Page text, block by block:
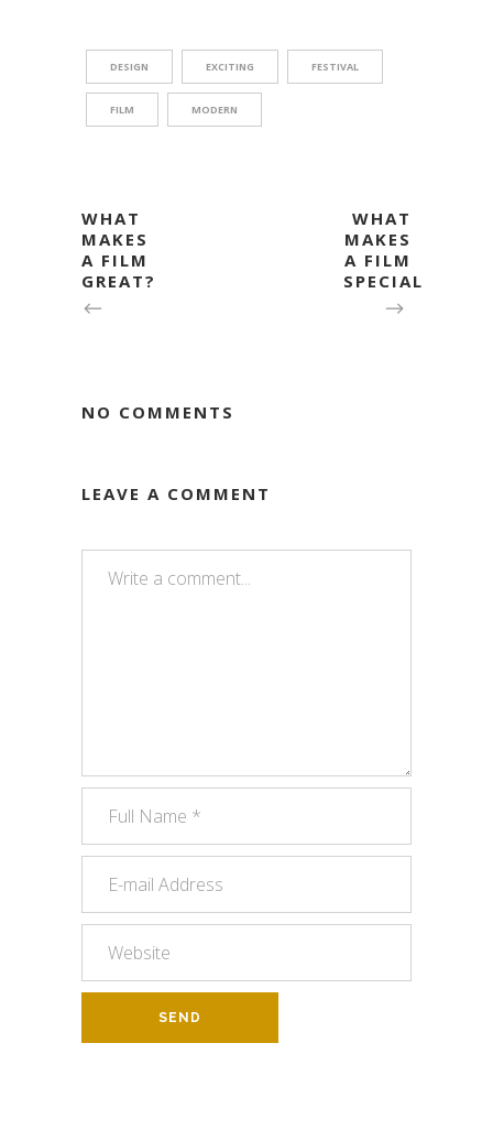
DESIGN EXCITING FESTIVAL
FILM MODERN
WHAT
MAKES
A FILM
GREAT?
WHAT
MAKES
A FILM
SPECIAL
NO COMMENTS
LEAVE A COMMENT